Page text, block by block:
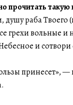
прочитать такую
душу раба
грехи вольные и
и
принесет»,